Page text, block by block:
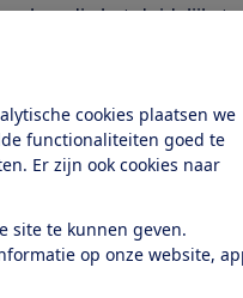
cookies plaatsen we
functionaliteiten goed te
Er zijn ook cookies naar
site te kunnen geven.
op onze website,
die het duidelijkst
rapport willen we het
& Markt).
social
Multinationale